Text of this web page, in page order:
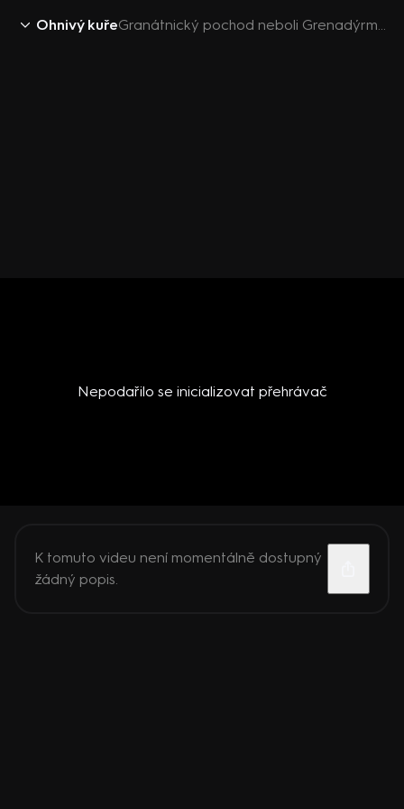
Ohnivý kuře Granátnický pochod neboli Grenadýrmarš
Nepodařilo se inicializovat přehrávač
K tomuto videu není momentálně dostupný
žádný popis.